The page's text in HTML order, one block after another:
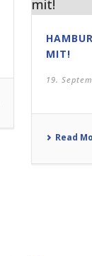
MIT!
19.
Read